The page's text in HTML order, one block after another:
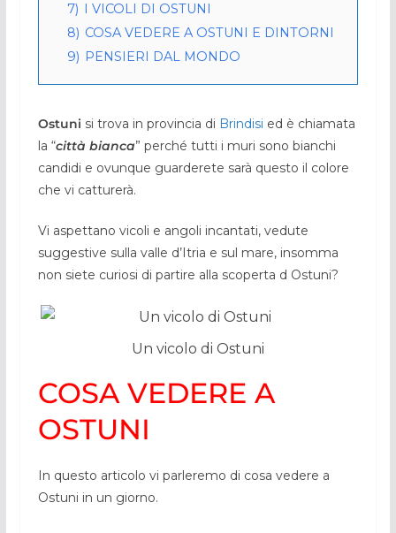
7) I VICOLI DI OSTUNI
8) COSA VEDERE A OSTUNI E DINTORNI
9) PENSIERI DAL MONDO
Ostuni si trova in provincia di Brindisi ed è chiamata
la “città bianca” perché tutti i muri sono bianchi
candidi e ovunque guarderete sarà questo il colore
che vi catturerà.
Vi aspettano vicoli e angoli incantati, vedute
suggestive sulla valle d’Itria e sul mare, insomma
non siete curiosi di partire alla scoperta d Ostuni?
Un vicolo di Ostuni
COSA VEDERE A
OSTUNI
In questo articolo vi parleremo di cosa vedere a
Ostuni in un giorno.